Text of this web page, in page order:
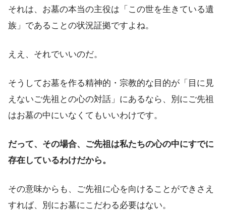
それは、お墓の本当の主役は「この世を生きている遺
族」であることの状況証拠ですよね。
ええ、それでいいのだ。
そうしてお墓を作る精神的・宗教的な目的が「目に見
えないご先祖との心の対話」にあるなら、別にご先祖
はお墓の中にいなくてもいいわけです。
だって、その場合、ご先祖は私たちの心の中にすでに
存在しているわけだから。
その意味からも、ご先祖に心を向けることができさえ
すれば、別にお墓にこだわる必要はない。